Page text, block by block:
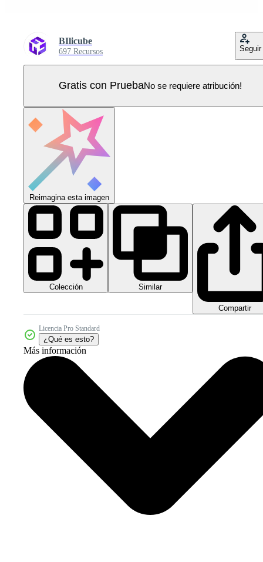
BIlicube
697 Recursos Seguir
Gratis con PruebaNo se requiere atribución!
Reimagina esta imagen
Colección Similar
Compartir
Licencia Pro Standard
¿Qué es esto?
Más información